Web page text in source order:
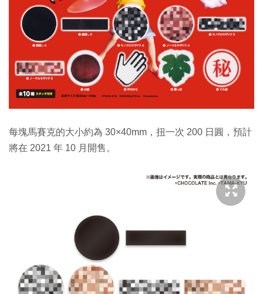
每塊馬賽克的大小約為 30×40mm，扭一次 200 日圓，預計
將在 2021 年 10 月開售。